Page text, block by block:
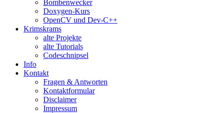
Bombenwecker
Doxygen-Kurs
OpenCV und Dev-C++
Krimskrams
alte Projekte
alte Tutorials
Codeschnipsel
Info
Kontakt
Fragen & Antworten
Kontaktformular
Disclaimer
Impressum